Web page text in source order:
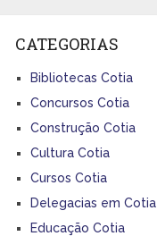
CATEGORIAS
Bibliotecas Cotia
Concursos Cotia
Construção Cotia
Cultura Cotia
Cursos Cotia
Delegacias em Cotia
Educação Cotia